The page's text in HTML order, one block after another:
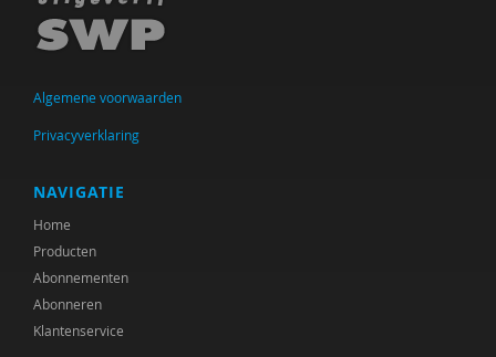
Algemene voorwaarden
Privacyverklaring
NAVIGATIE
Home
Producten
Abonnementen
Abonneren
Klantenservice